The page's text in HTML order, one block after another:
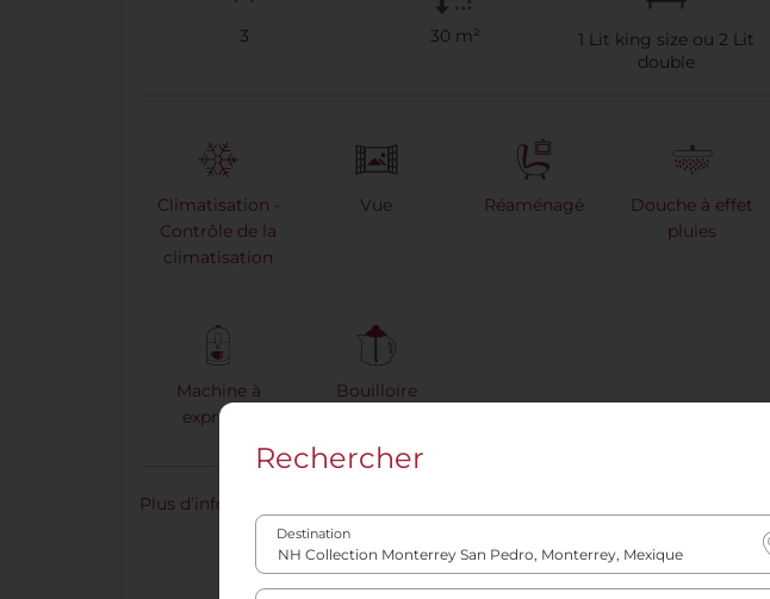
3 30 m² 1 Lit king size ou 2 Lit
double
Climatisation -
Contrôle de la
climatisation
Vue Réaménagé
Douche à effet
pluies
Machine à
expresso
Bouilloire
Plus d’informations
Réservez maintenant
Rechercher
Destination